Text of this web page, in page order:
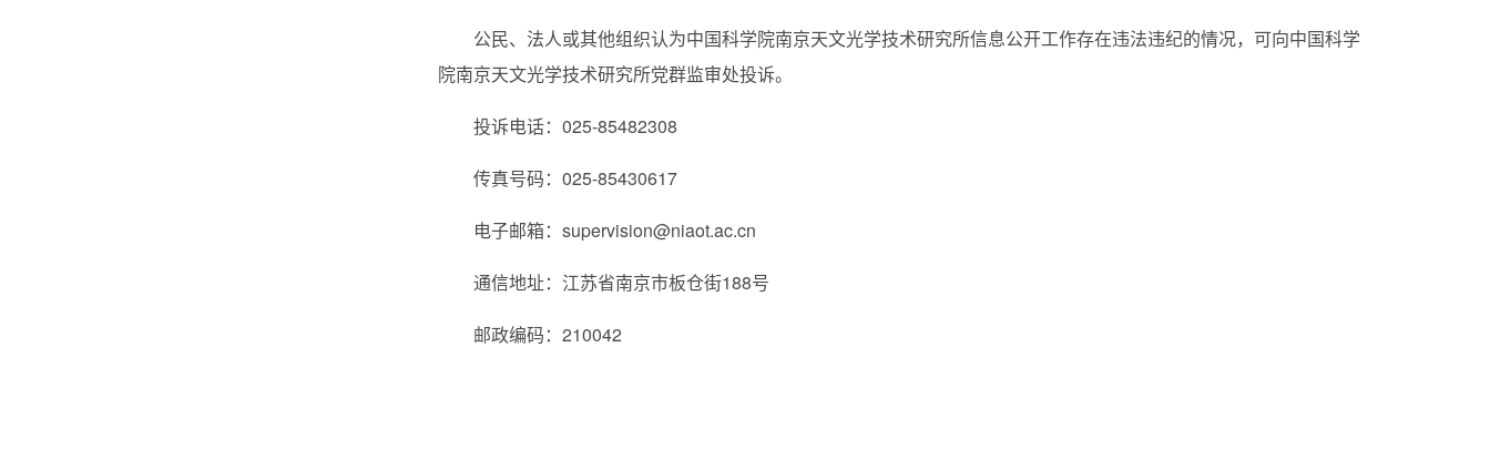
公民、法人或其他组织认为中国科学院南京天文光学技术研究所信息公开工作存在违法违纪的情况，可向中国科学
院南京天文光学技术研究所党群监审处投诉。
投诉电话：025-85482308
传真号码：025-85430617
电子邮箱：supervision@niaot.ac.cn
通信地址：江苏省南京市板仓街188号
邮政编码：210042